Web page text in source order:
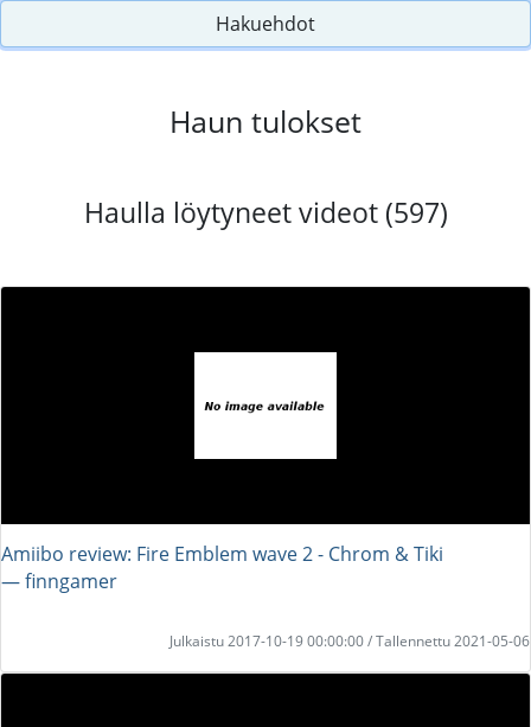
Hakuehdot
Haun tulokset
Haulla löytyneet videot (597)
Amiibo review: Fire Emblem wave 2 - Chrom & Tiki
― finngamer
Julkaistu 2017-10-19 00:00:00 / Tallennettu 2021-05-06